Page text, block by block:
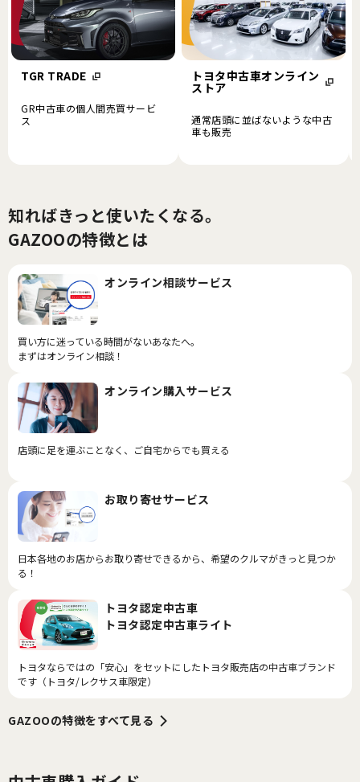
TGR TRADE
GR中古車の個人間売買サービ
ス
トヨタ中古車オンライン
ストア
通常店頭に並ばないような中古
車も販売
知ればきっと使いたくなる。
GAZOOの特徴とは
オンライン相談サービス
買い方に迷っている時間がないあなたへ。
まずはオンライン相談！
オンライン購入サービス
店頭に足を運ぶことなく、ご自宅からでも買える
お取り寄せサービス
日本各地のお店からお取り寄せできるから、希望のクルマがきっと見つか
る！
トヨタ認定中古車
トヨタ認定中古車ライト
トヨタならではの「安心」をセットにしたトヨタ販売店の中古車ブランド
です（トヨタ/レクサス車限定）
GAZOOの特徴をすべて見る